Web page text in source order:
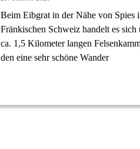
Beim Eibgrat in der Nähe von Spies
Fränkischen Schweiz handelt es sich
ca. 1,5 Kilometer langen
den eine sehr schöne Wander